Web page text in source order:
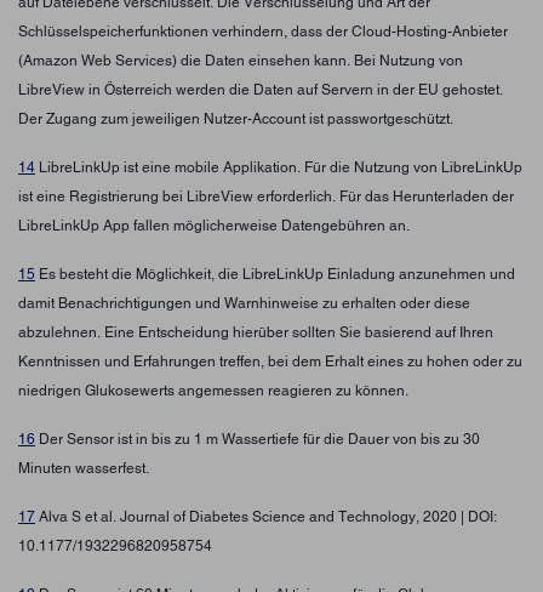
Schlüsselspeicherfunktionen verhindern, dass der Cloud-Hosting-Anbieter
(Amazon Web Services) die Daten einsehen kann. Bei Nutzung von
LibreView in Österreich werden die Daten auf Servern in der EU gehostet.
Der Zugang zum jeweiligen Nutzer-Account ist passwortgeschützt.
14 LibreLinkUp ist eine mobile Applikation. Für die Nutzung von LibreLinkUp
ist eine Registrierung bei LibreView erforderlich. Für das Herunterladen der
LibreLinkUp App fallen möglicherweise Datengebühren an.
15 Es besteht die Möglichkeit, die LibreLinkUp Einladung anzunehmen und
damit Benachrichtigungen und Warnhinweise zu erhalten oder diese
abzulehnen. Eine Entscheidung hierüber sollten Sie basierend auf Ihren
Kenntnissen und Erfahrungen treffen, bei dem Erhalt eines zu hohen oder zu
niedrigen Glukosewerts angemessen reagieren zu können.
16 Der Sensor ist in bis zu 1 m Wassertiefe für die Dauer von bis zu 30
Minuten wasserfest.
17 Alva S et al. Journal of Diabetes Science and Technology, 2020 | DOI:
10.1177/1932296820958754